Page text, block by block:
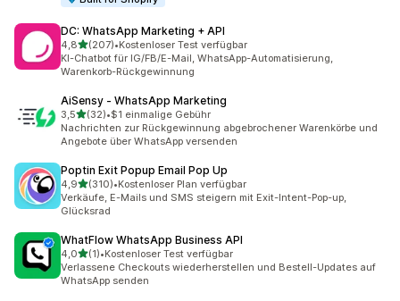
DC: WhatsApp Marketing + API
4,8von 5 Sternen
(207)
207 Rezensionen insgesamt
•Kostenloser Test verfügbar
KI-Chatbot für IG/FB/E-Mail, WhatsApp-Automatisierung,
Warenkorb-Rückgewinnung
AiSensy ‑ WhatsApp Marketing
3,5von 5 Sternen
(32)
32 Rezensionen insgesamt
•$1 einmalige Gebühr
Nachrichten zur Rückgewinnung abgebrochener Warenkörbe und
Angebote über WhatsApp versenden
Poptin Exit Popup Email Pop Up
4,9von 5 Sternen
(310)
310 Rezensionen insgesamt
•Kostenloser Plan verfügbar
Verkäufe, E-Mails und SMS steigern mit Exit-Intent-Pop-up,
Glücksrad
WhatFlow WhatsApp Business API
4,0von 5 Sternen
(1)
1 Rezensionen insgesamt
•Kostenloser Test verfügbar
Verlassene Checkouts wiederherstellen und Bestell-Updates auf
WhatsApp senden